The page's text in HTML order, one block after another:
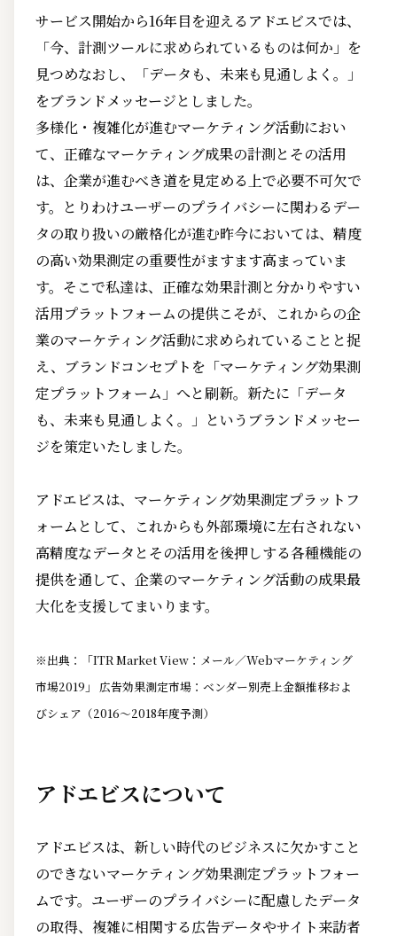
サービス開始から16年目を迎えるアドエビスでは、
「今、計測ツールに求められているものは何か」を
見つめなおし、「データも、未来も見通しよく。」
をブランドメッセージとしました。
多様化・複雑化が進むマーケティング活動におい
て、正確なマーケティング成果の計測とその活用
は、企業が進むべき道を見定める上で必要不可欠で
す。とりわけユーザーのプライバシーに関わるデー
タの取り扱いの厳格化が進む昨今においては、精度
の高い効果測定の重要性がますます高まっていま
す。そこで私達は、正確な効果計測と分かりやすい
活用プラットフォームの提供こそが、これからの企
業のマーケティング活動に求められていることと捉
え、ブランドコンセプトを「マーケティング効果測
定プラットフォーム」へと刷新。新たに「データ
も、未来も見通しよく。」というブランドメッセー
ジを策定いたしました。
アドエビスは、マーケティング効果測定プラットフ
ォームとして、これからも外部環境に左右されない
高精度なデータとその活用を後押しする各種機能の
提供を通して、企業のマーケティング活動の成果最
大化を支援してまいります。
※出典：「ITR Market View：メール／Webマーケティング
市場2019」 広告効果測定市場：ベンダー別売上金額推移およ
びシェア（2016～2018年度予測）
アドエビスについて
アドエビスは、新しい時代のビジネスに欠かすこと
のできないマーケティング効果測定プラットフォー
ムです。ユーザーのプライバシーに配慮したデータ
の取得、複雑に相関する広告データやサイト来訪者